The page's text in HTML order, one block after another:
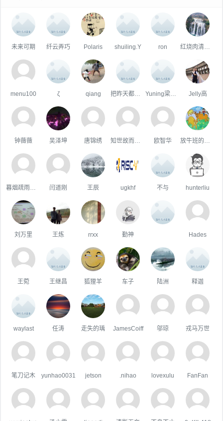
未来可期 纤云弄巧 Polaris shuiling.Y ron
menu100 ζ qiang Jelly高
钟薇薇 吴泽坤 唐锦绣 欧智华
闫道刚 王辰 ugkhf 不与 hunterliu
刘万里 王炼 rrxx 勤神 Hades
王菀 王继昌 狐狸羊 车子 陆洲 释迦
waylast 任涛 走失的瑀 JamesCoiff 邬琼 戎马万世
笔刀记木 yunhao0031 jetson .nihao lovexulu FanFan